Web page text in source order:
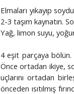
Elmaları yıkayıp
2-3 taşım kaynatın.
Yağ, limon suyu,
4 eşit parçaya bölün.
Önce ortadan ikiye,
uçlarını ortadan
önceden ısıtılmış